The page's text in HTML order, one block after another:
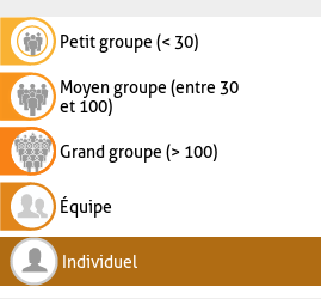
Petit groupe (< 30)
Moyen groupe (entre 30
et 100)
Grand groupe (> 100)
Équipe
Individuel